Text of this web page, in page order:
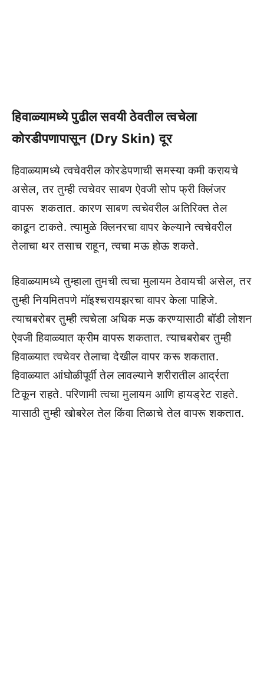
हिवाळ्यामध्ये पुढील सवयी ठेवतील त्वचेला
कोरडीपणापासून (Dry Skin) दूर
हिवाळ्यामध्ये त्वचेवरील कोरडेपणाची समस्या कमी करायचे
असेल, तर तुम्ही त्वचेवर साबण ऐवजी सोप फ्री क्लिंजर
वापरू शकतात. कारण साबण त्वचेवरील अतिरिक्त तेल
काढून टाकते. त्यामुळे क्लिनरचा वापर केल्याने त्वचेवरील
तेलाचा थर तसाच राहून, त्वचा मऊ होऊ शकते.
हिवाळ्यामध्ये तुम्हाला तुमची त्वचा मुलायम ठेवायची असेल, तर
तुम्ही नियमितपणे मॉइश्चरायझरचा वापर केला पाहिजे.
त्याचबरोबर तुम्ही त्वचेला अधिक मऊ करण्यासाठी बॉडी लोशन
ऐवजी हिवाळ्यात क्रीम वापरू शकतात. त्याचबरोबर तुम्ही
हिवाळ्यात त्वचेवर तेलाचा देखील वापर करू शकतात.
हिवाळ्यात आंघोळीपूर्वी तेल लावल्याने शरीरातील आर्द्रता
टिकून राहते. परिणामी त्वचा मुलायम आणि हायड्रेट राहते.
यासाठी तुम्ही खोबरेल तेल किंवा तिळाचे तेल वापरू शकतात.